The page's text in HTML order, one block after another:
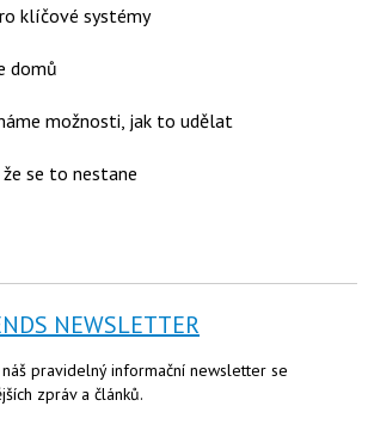
klíčové systémy
domů
možnosti, jak to udělat
se to nestane
NEWSLETTER
pravidelný informační newsletter se
zpráv a článků.